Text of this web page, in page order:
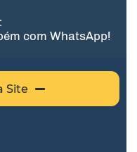
com WhatsApp!
Site